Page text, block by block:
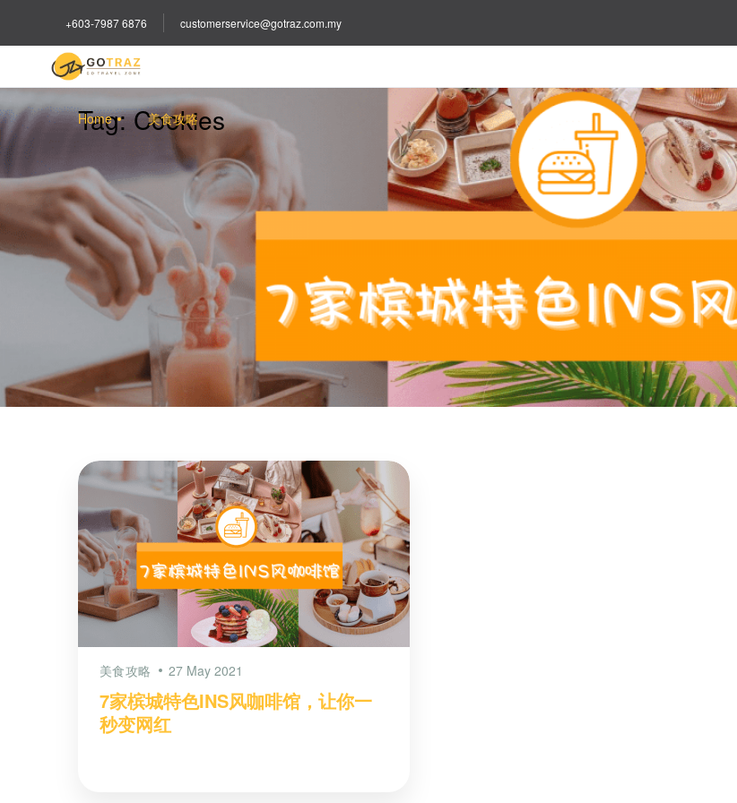
+603-7987 6876 customerservice@gotraz.com.my
Tag:Cookies
Home 美食攻略
美食攻略 27 May 2021
7家槟城特色INS风咖啡馆，让你一
秒变网红